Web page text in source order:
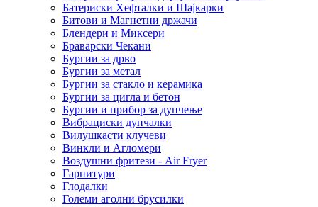
Батериски Хефталки и Шајкарки
Битови и Магнетни држачи
Блендери и Миксери
Браварски Чекани
Бургии за дрво
Бургии за метал
Бургии за стакло и керамика
Бургии за цигла и бетон
Бургии и прибор за дупчење
Вибрациски дупчалки
Вилушкасти клучеви
Винкли и Агломери
Воздушни фритези - Air Fryer
Гарнитури
Глодалки
Големи аголни брусилки